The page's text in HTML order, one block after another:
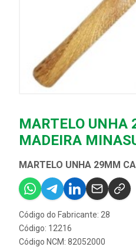
MARTELO UNHA
MADEIRA
MARTELO UNHA 29MM
Código do Fabricante: 28
Código: 12216
Código NCM: 82052000